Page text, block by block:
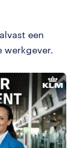
een
werkgever.